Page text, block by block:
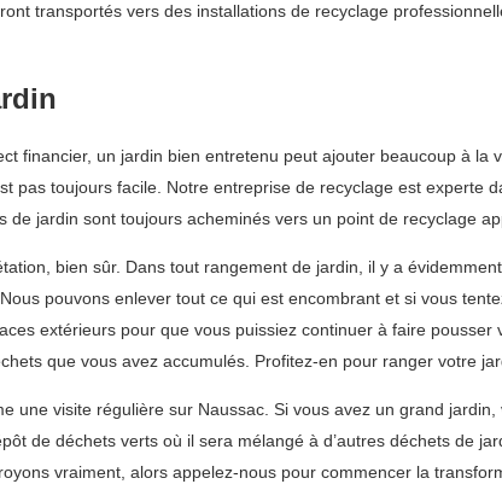
transportés vers des installations de recyclage
financier, un jardin bien entretenu peut ajouter beaucoup à
pas toujours facile. Notre entreprise de recyclage est experte
jardin sont toujours acheminés vers un point de recyclage
bien sûr. Dans tout rangement de jardin, il y a
pouvons enlever tout ce qui est encombrant et si vous
extérieurs pour que vous puissiez continuer à faire
que vous avez accumulés. Profitez-en pour ranger votre
une visite régulière sur Naussac. Si vous avez un grand
de déchets verts où il sera mélangé à d’autres déchets de
vraiment, alors appelez-nous pour commencer la